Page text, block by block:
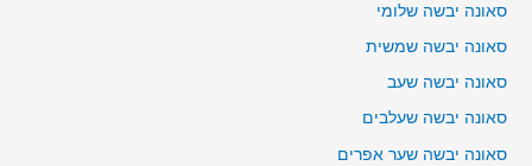
סאונה יבשה שלומי
סאונה יבשה שמשית
סאונה יבשה שעב
סאונה יבשה שעלבים
סאונה יבשה שער אפרים